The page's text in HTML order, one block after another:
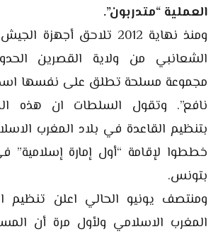
العملية “متدربون”.
ومنذ نهاية 2012 تلاحق
الشعانبي من ولاية القصرين
مجموعة مسلحة تطلق على نفسها اسم
نافع”. وتقول السلطات ان هذه
بتنظيم القاعدة في بلاد المغرب
خططوا لإقامة “أول إمارة إسلامية”
بتونس.
ومنتصف يونيو الحالي اعلن تنظيم
المغرب الاسلامي ولأول مرة أن